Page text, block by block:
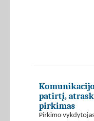
patirtį, atrask
pirkimas
Pirkimo